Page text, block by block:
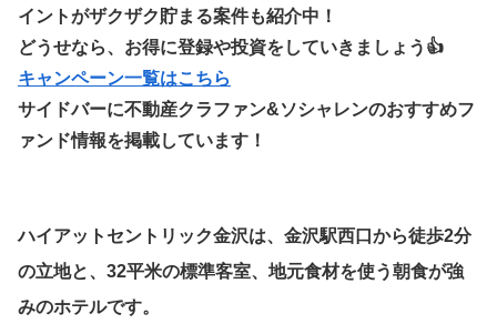
イントがザクザク貯まる案件も紹介中！
どうせなら、お得に登録や投資をしていきましょう👍
キャンペーン一覧はこちら
サイドバーに不動産クラファン&ソシャレンのおすすめフ
ァンド情報を掲載しています！
ハイアットセントリック金沢は、金沢駅西口から徒歩2分
の立地と、32平米の標準客室、地元食材を使う朝食が強
みのホテルです。